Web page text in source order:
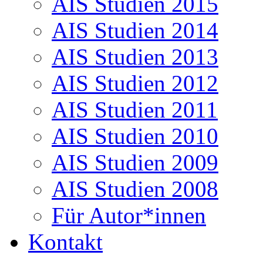
AIS Studien 2014
AIS Studien 2013
AIS Studien 2012
AIS Studien 2011
AIS Studien 2010
AIS Studien 2009
AIS Studien 2008
Für Autor*innen
Kontakt